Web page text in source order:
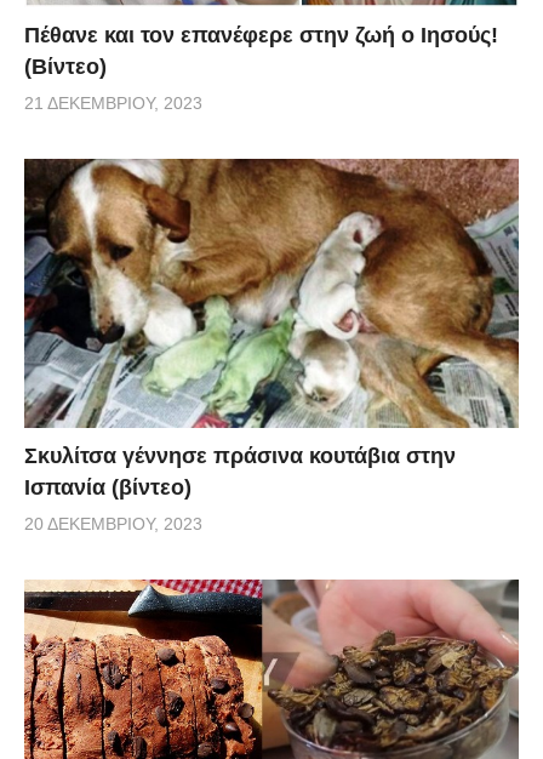
Πέθανε και τον επανέφερε στην ζωή ο Ιησούς!
(Βίντεο)
21 ΔΕΚΕΜΒΡΊΟΥ, 2023
Σκυλίτσα γέννησε πράσινα κουτάβια στην
Ισπανία (βίντεο)
20 ΔΕΚΕΜΒΡΊΟΥ, 2023